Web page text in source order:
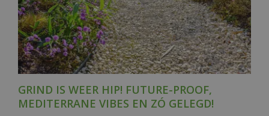
GRIND IS WEER HIP! FUTURE-PROOF,
MEDITERRANE VIBES EN ZÓ GELEGD!